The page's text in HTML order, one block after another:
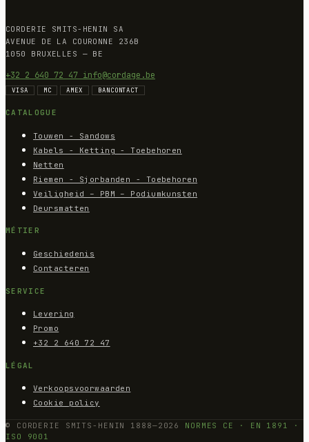
CORDERIE SMITS-HENIN SA
AVENUE DE LA COURONNE 236B
1050 BRUXELLES — BE
+32 2 640 72 47 info@cordage.be
VISA MC AMEX BANCONTACT
CATALOGUE
Touwen - Sandows
Kabels - Ketting - Toebehoren
Netten
Riemen - Sjorbanden - Toebehoren
Veiligheid – PBM – Podiumkunsten
Deursmatten
MÉTIER
Geschiedenis
Contacteren
SERVICE
Levering
Promo
+32 2 640 72 47
LÉGAL
Verkoopsvoorwaarden
Cookie policy
© CORDERIE SMITS-HENIN 1888—2026
NORMES CE · EN 1891 ·
ISO 9001